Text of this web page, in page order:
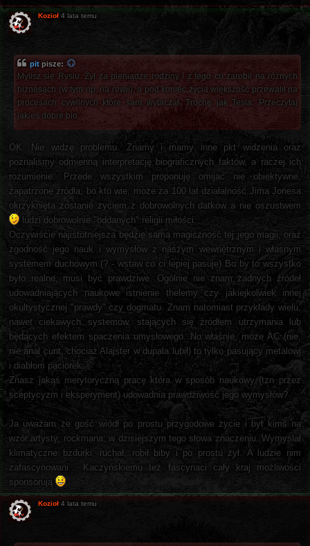
Kozioł 4 lata temu
pit pisze:
Mylisz się Rysiu. Żył za pieniądze rodziny i z tego co zarobił na różnych
biznesach (w tym np. na rewii), a pod koniec życia większość przewalił na
procesach cywilnych które sam wytaczał. Trochę jak Tesla. Przeczytaj
jakieś dobre bio.
OK. Nie widzę problemu. Znamy i mamy inne pkt widzenia oraz
poznaliśmy odmienną interpretację biograficznych faktów, a raczej ich
rozumienie. Przede wszystkim proponuję omijać nie obiektywne,
zapatrzone źródła, bo kto wie, może za 100 lat działalność Jima Jonesa
okrzyknięta zostanie życiem z dobrowolnych datków a nie oszustwem
ludzi dobrowolnie "oddanych" religii miłości.
Oczywiście najistotniejsza będzie sama magiczność tej jego magii, oraz
zgodność jego nauk i wymysłów z naszym wewnętrznym i własnym
systemem duchowym (? - wstaw co ci lepiej pasuje) Bo by to wszystko
było realne, musi być prawdziwe. Ogólnie nie znam żadnych źródeł
udowadniających naukowe istnienie thelemy czy jakiejkolwiek innej
okultystycznej "prawdy" czy dogmatu. Znam natomiast przykłady wielu,
nawet ciekawych systemów, stających się źródłem utrzymania lub
będących efektem spaczenia umysłowego. No właśnie, może AC (nie,
nie anal cunt, chociaż Alajster w dupala lubił) to tylko pasujący metalowi
i diabłom paciorek.
Znasz jakąś merytoryczną pracę która w sposób naukowy (tzn przez
sceptycyzm i eksperyment) udowadnia prawdziwość jego wymysłów?
Ja uważam że gość wiódł po prostu przygodowe życie i był kimś na
wzór artysty, rockmana, w dzisiejszym tego słowa znaczeniu. Wymyślał
klimatyczne bzdurki, ruchał, robił biby i po prostu żył. A ludzie nim
zafascynowani... Kaczyńskiemu też fascynaci cały kraj możliwości
sponsorują
Kozioł 4 lata temu